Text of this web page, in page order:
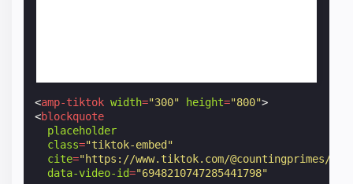
<amp-tiktok width="300" height="800">
<blockquote
placeholder
class="tiktok-embed"
cite="https://www.tiktok.com/@countingprimes/
data-video-id="6948210747285441798"